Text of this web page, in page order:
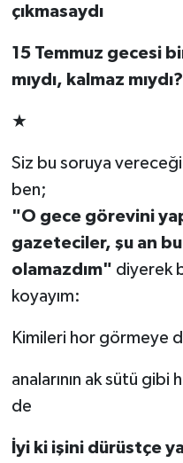
çıkmasaydı
15 Temmuz gecesi
mıydı, kalmaz mıydı?
★
Siz bu soruya
ben;
"O gece görevini
gazeteciler, şu an bu
olamazdım" diyerek
koyayım:
Kimileri hor görmeye
analarının ak sütü gibi
de
İyi ki işini dürüstçe